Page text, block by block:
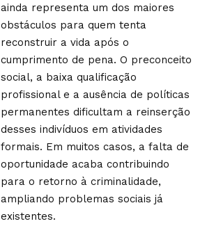
ainda representa um dos maiores
obstáculos para quem tenta
reconstruir a vida após o
cumprimento de pena. O preconceito
social, a baixa qualificação
profissional e a ausência de políticas
permanentes dificultam a reinserção
desses indivíduos em atividades
formais. Em muitos casos, a falta de
oportunidade acaba contribuindo
para o retorno à criminalidade,
ampliando problemas sociais já
existentes.